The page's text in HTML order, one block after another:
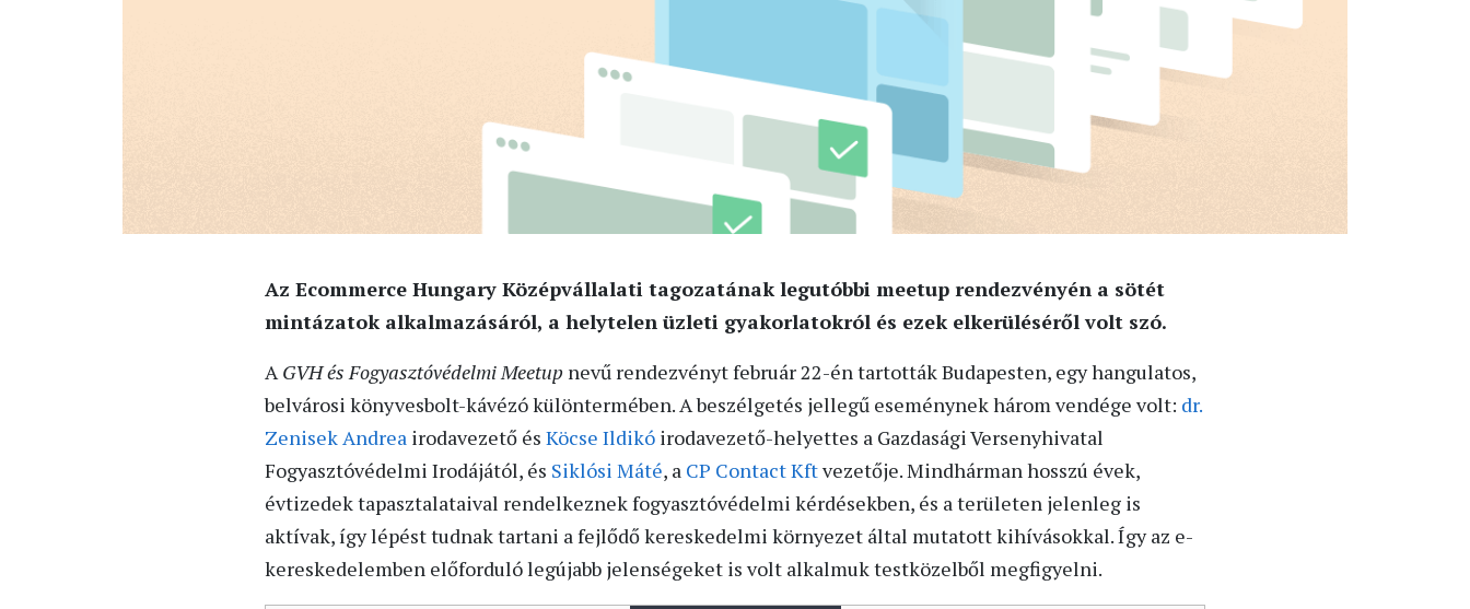
Az Ecommerce Hungary Középvállalati tagozatának legutóbbi meetup rendezvényén a sötét
mintázatok alkalmazásáról, a helytelen üzleti gyakorlatokról és ezek elkerüléséről volt szó.
AGVH és Fogyasztóvédelmi Meetup nevű rendezvényt február 22-én tartották Budapesten, egy hangulatos,
belvárosi könyvesbolt-kávézó különtermében. A beszélgetés jellegű eseménynek három vendége volt: dr.
Zenisek Andrea irodavezető és Köcse Ildikó irodavezető-helyettes a Gazdasági Versenyhivatal
Fogyasztóvédelmi Irodájától, és Siklósi Máté, a CP Contact Kftvezetője. Mindhárman hosszú évek,
évtizedek tapasztalataival rendelkeznek fogyasztóvédelmi kérdésekben, és a területen jelenleg is
aktívak, így lépést tudnak tartani a fejlődő kereskedelmi környezet által mutatott kihívásokkal. Így az e-
kereskedelemben előforduló legújabb jelenségeket is volt alkalmuk testközelből megfigyelni.